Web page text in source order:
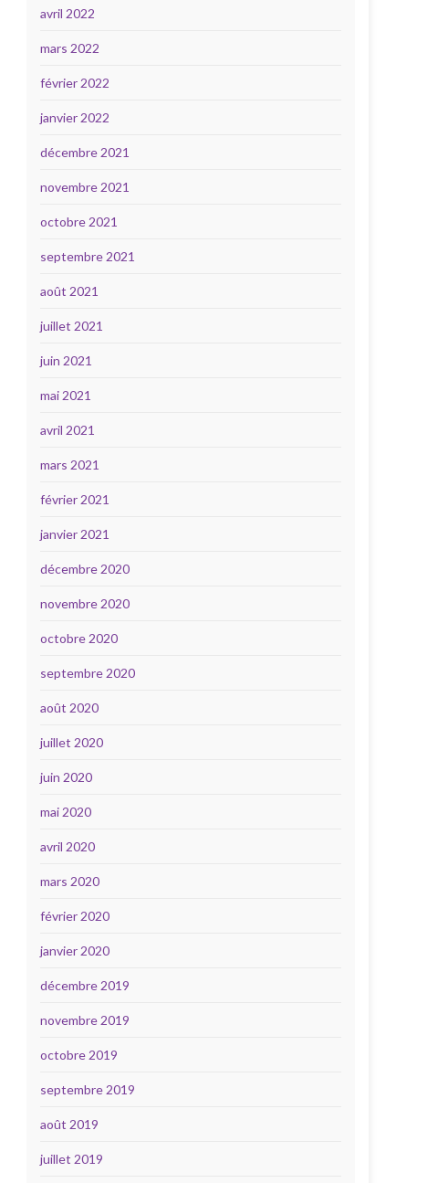
avril 2022
mars 2022
février 2022
janvier 2022
décembre 2021
novembre 2021
octobre 2021
septembre 2021
août 2021
juillet 2021
juin 2021
mai 2021
avril 2021
mars 2021
février 2021
janvier 2021
décembre 2020
novembre 2020
octobre 2020
septembre 2020
août 2020
juillet 2020
juin 2020
mai 2020
avril 2020
mars 2020
février 2020
janvier 2020
décembre 2019
novembre 2019
octobre 2019
septembre 2019
août 2019
juillet 2019